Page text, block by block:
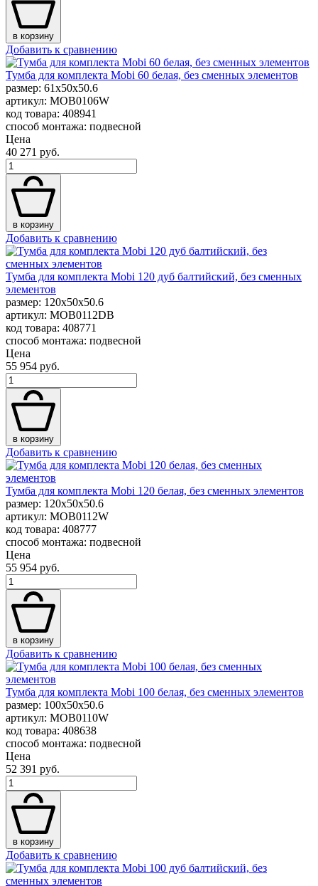
в корзину
Добавить к сравнению
Тумба для комплекта Mobi 60 белая, без сменных элементов
размер: 61x50x50.6
артикул: MOB0106W
код товара: 408941
способ монтажа: подвесной
Цена
40 271 руб.
в корзину
Добавить к сравнению
Тумба для комплекта Mobi 120 дуб балтийский, без сменных
элементов
размер: 120x50x50.6
артикул: MOB0112DB
код товара: 408771
способ монтажа: подвесной
Цена
55 954 руб.
в корзину
Добавить к сравнению
Тумба для комплекта Mobi 120 белая, без сменных элементов
размер: 120x50x50.6
артикул: MOB0112W
код товара: 408777
способ монтажа: подвесной
Цена
55 954 руб.
в корзину
Добавить к сравнению
Тумба для комплекта Mobi 100 белая, без сменных элементов
размер: 100x50x50.6
артикул: MOB0110W
код товара: 408638
способ монтажа: подвесной
Цена
52 391 руб.
в корзину
Добавить к сравнению